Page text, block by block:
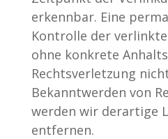
erkennbar. Eine
Kontrolle der
ohne konkrete
Rechtsverletzung
Bekanntwerden von
werden wir derartige
entfernen.